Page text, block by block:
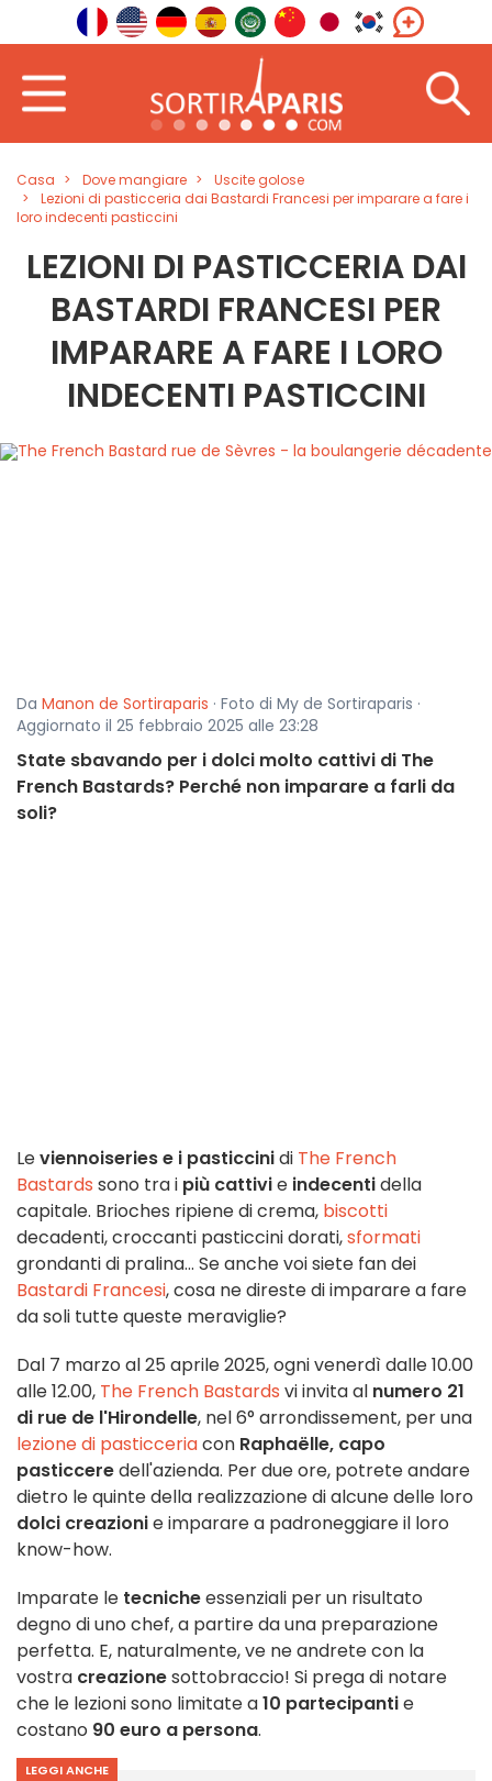
Casa Dove mangiare
Uscite golose
Lezioni di pasticceria dai Bastardi Francesi per imparare a fare i
loro indecenti pasticcini
LEZIONI DI PASTICCERIA DAI
BASTARDI FRANCESI PER
IMPARARE A FARE I LORO
INDECENTI PASTICCINI
Da Manon de Sortiraparis · Foto di My de Sortiraparis ·
Aggiornato il 25 febbraio 2025 alle 23:28
State sbavando per i dolci molto cattivi di The
French Bastards? Perché non imparare a farli da
soli?
Leviennoiseries e i pasticcinidi The French
Bastards sono tra i più cattivie indecentidella
capitale. Brioches ripiene di crema, biscotti
decadenti, croccanti pasticcini dorati,sformati
grondanti di pralina... Se anche voi siete fan dei
Bastardi Francesi, cosa ne direste di imparare a fare
da soli tutte queste meraviglie?
Dal 7 marzo al 25 aprile 2025, ogni venerdì dalle 10.00
alle 12.00, The French Bastards vi invita al numero 21
di rue de l'Hirondelle, nel 6° arrondissement, per una
lezione di pasticceriacon Raphaëlle, capo
pasticceredell'azienda. Per due ore, potrete andare
dietro le quinte della realizzazione di alcune delle loro
dolci creazionie imparare a padroneggiare il loro
know-how.
Imparate le tecnicheessenziali per un risultato
degno di uno chef, a partire da una preparazione
perfetta. E, naturalmente, ve ne andrete con la
vostra creazionesottobraccio! Si prega di notare
che le lezioni sono limitate a10 partecipantie
costano 90 euro a persona.
LEGGI ANCHE